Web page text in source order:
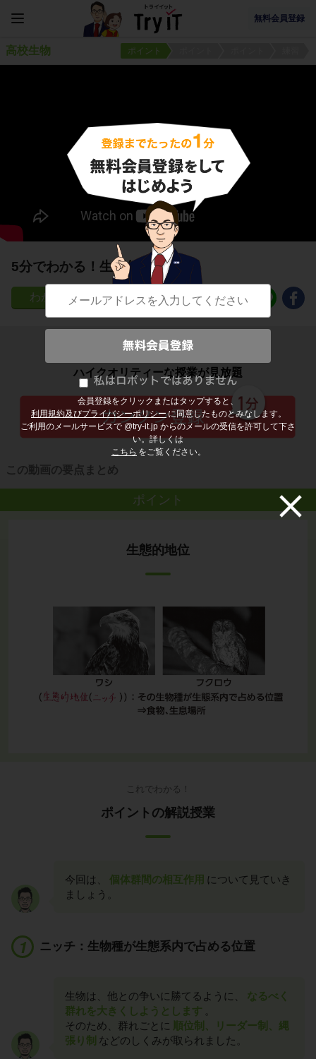
無料会員登録
会員登録をクリックまたはタップすると、
利用規約及びプライバシーポリシー に同意したものとみなします。
ご利用のメールサービスで @try-it.jp からのメールの受信を許可して下さ
い。詳しくは
こちら をご覧ください。
高校生物 ポイント
5分でわかる！生態的地位
38
子どもの勉強から大人の学び直しまで
ハイクオリティーな授業が見放題
この動画の要点まとめ
ポイント
生態的地位
これでわかる！
ポイントの解説授業
今回は、 個体群間の相互作用 について見ていき
ましょう。
ニッチ：生物種が生態系内で占める位置
生物は、他との争いに勝てるように、
なるべく
群れを大きくしようとします
そのため、群れごとに
順位制、リーダー制、縄
張り制 などのしくみが取られました。